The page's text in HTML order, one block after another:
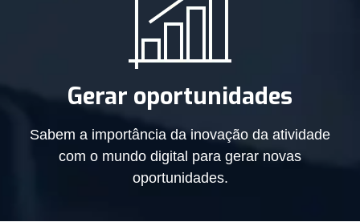
Gerar oportunidades
Sabem a importância da inovação da atividade
com o mundo digital para gerar novas
oportunidades.